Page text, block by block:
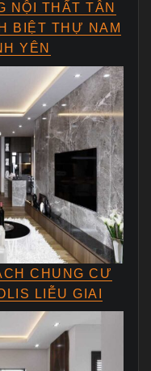
NỘI THẤT TÂN
BIỆT THỰ NAM
YÊN
CHUNG CƯ
LIỄU GIAI